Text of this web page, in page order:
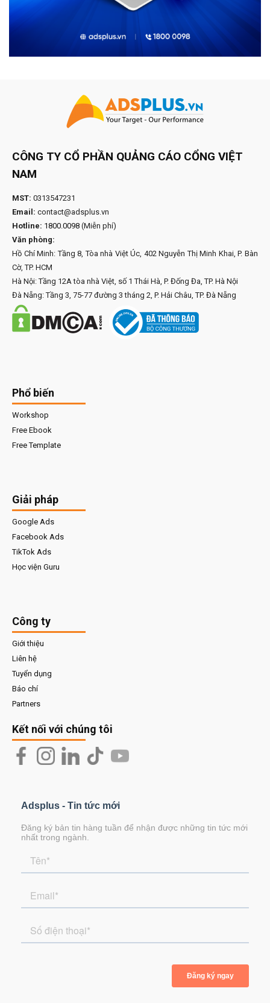
CÔNG TY CỔ PHẦN QUẢNG CÁO CỔNG VIỆT
NAM
MST: 0313547231
Email: contact@adsplus.vn
Hotline: 1800.0098 (Miễn phí)
Văn phòng:
Hồ Chí Minh: Tầng 8, Tòa nhà Việt Úc, 402 Nguyễn Thị Minh Khai, P. Bàn
Cờ, TP. HCM
Hà Nội: Tầng 12A tòa nhà Việt, số 1 Thái Hà, P. Đống Đa, TP. Hà Nội
Đà Nẵng: Tầng 3, 75-77 đường 3 tháng 2, P. Hải Châu, TP. Đà Nẵng
Phổ biến
Workshop
Free Ebook
Free Template
Giải pháp
Google Ads
Facebook Ads
TikTok Ads
Học viện Guru
Công ty
Giới thiệu
Liên hệ
Tuyển dụng
Báo chí
Partners
Kết nối với chúng tôi